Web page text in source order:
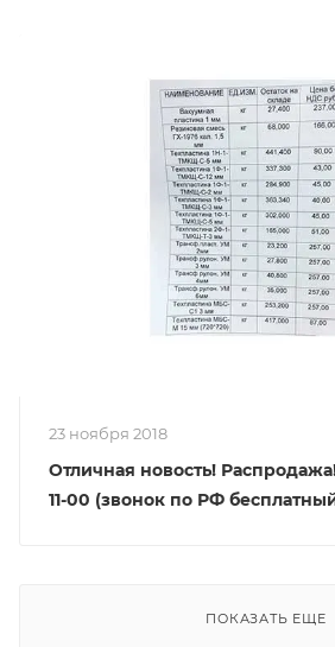
23 ноября 2018
Отличная новость!
11-00 (звонок по РФ
ПОКАЗАТЬ ЕЩЕ